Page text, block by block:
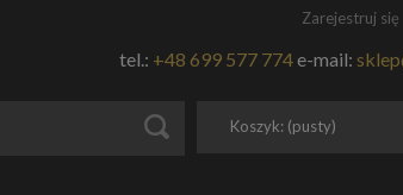
Zarejestruj się
tel.: +48 699 577 774e-mail:
Koszyk: (pusty)